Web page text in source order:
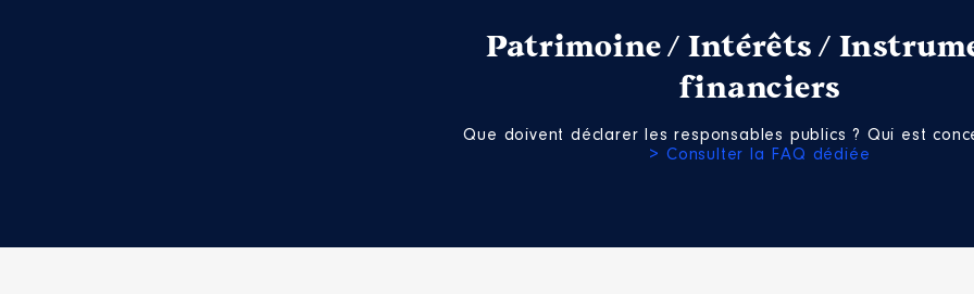
Patrimoine / Intérêts /
financiers
Que doivent déclarer les responsables publics ? Qui est
> Consulter la FAQ dédiée